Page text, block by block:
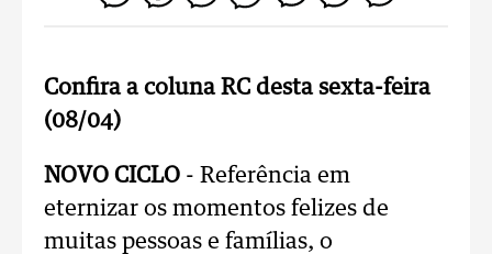
Confira a coluna RC desta sexta-feira
(08/04)
NOVO CICLO - Referência em
eternizar os momentos felizes de
muitas pessoas e famílias, o